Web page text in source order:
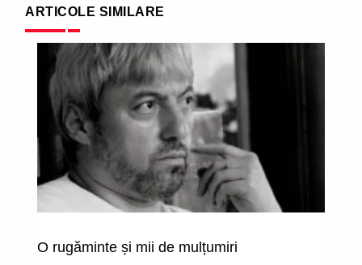
ARTICOLE SIMILARE
O rugăminte și mii de mulțumiri